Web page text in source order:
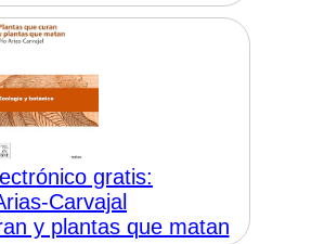
gratis:
Carvajal
y plantas que matan